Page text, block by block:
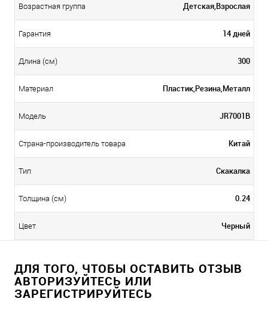
Возрастная группа Детская,Взрослая
Гарантия 14 дней
Длина (см) 300
Материал Пластик,Резина,Металл
Модель JR7001B
Страна-производитель товара Китай
Тип Скакалка
Толщина (см) 0.24
Цвет Черный
ДЛЯ ТОГО, ЧТОБЫ ОСТАВИТЬ ОТЗЫВ
АВТОРИЗУЙТЕСЬ ИЛИ
ЗАРЕГИСТРИРУЙТЕСЬ